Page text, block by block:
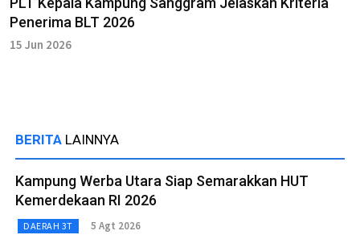
Penerima BLT 2026
15 Jun 2026
BERITA LAINNYA
Kampung Werba Utara Siap Semarakkan HUT
Kemerdekaan RI 2026
DAERAH 3T 5 Agt 2026